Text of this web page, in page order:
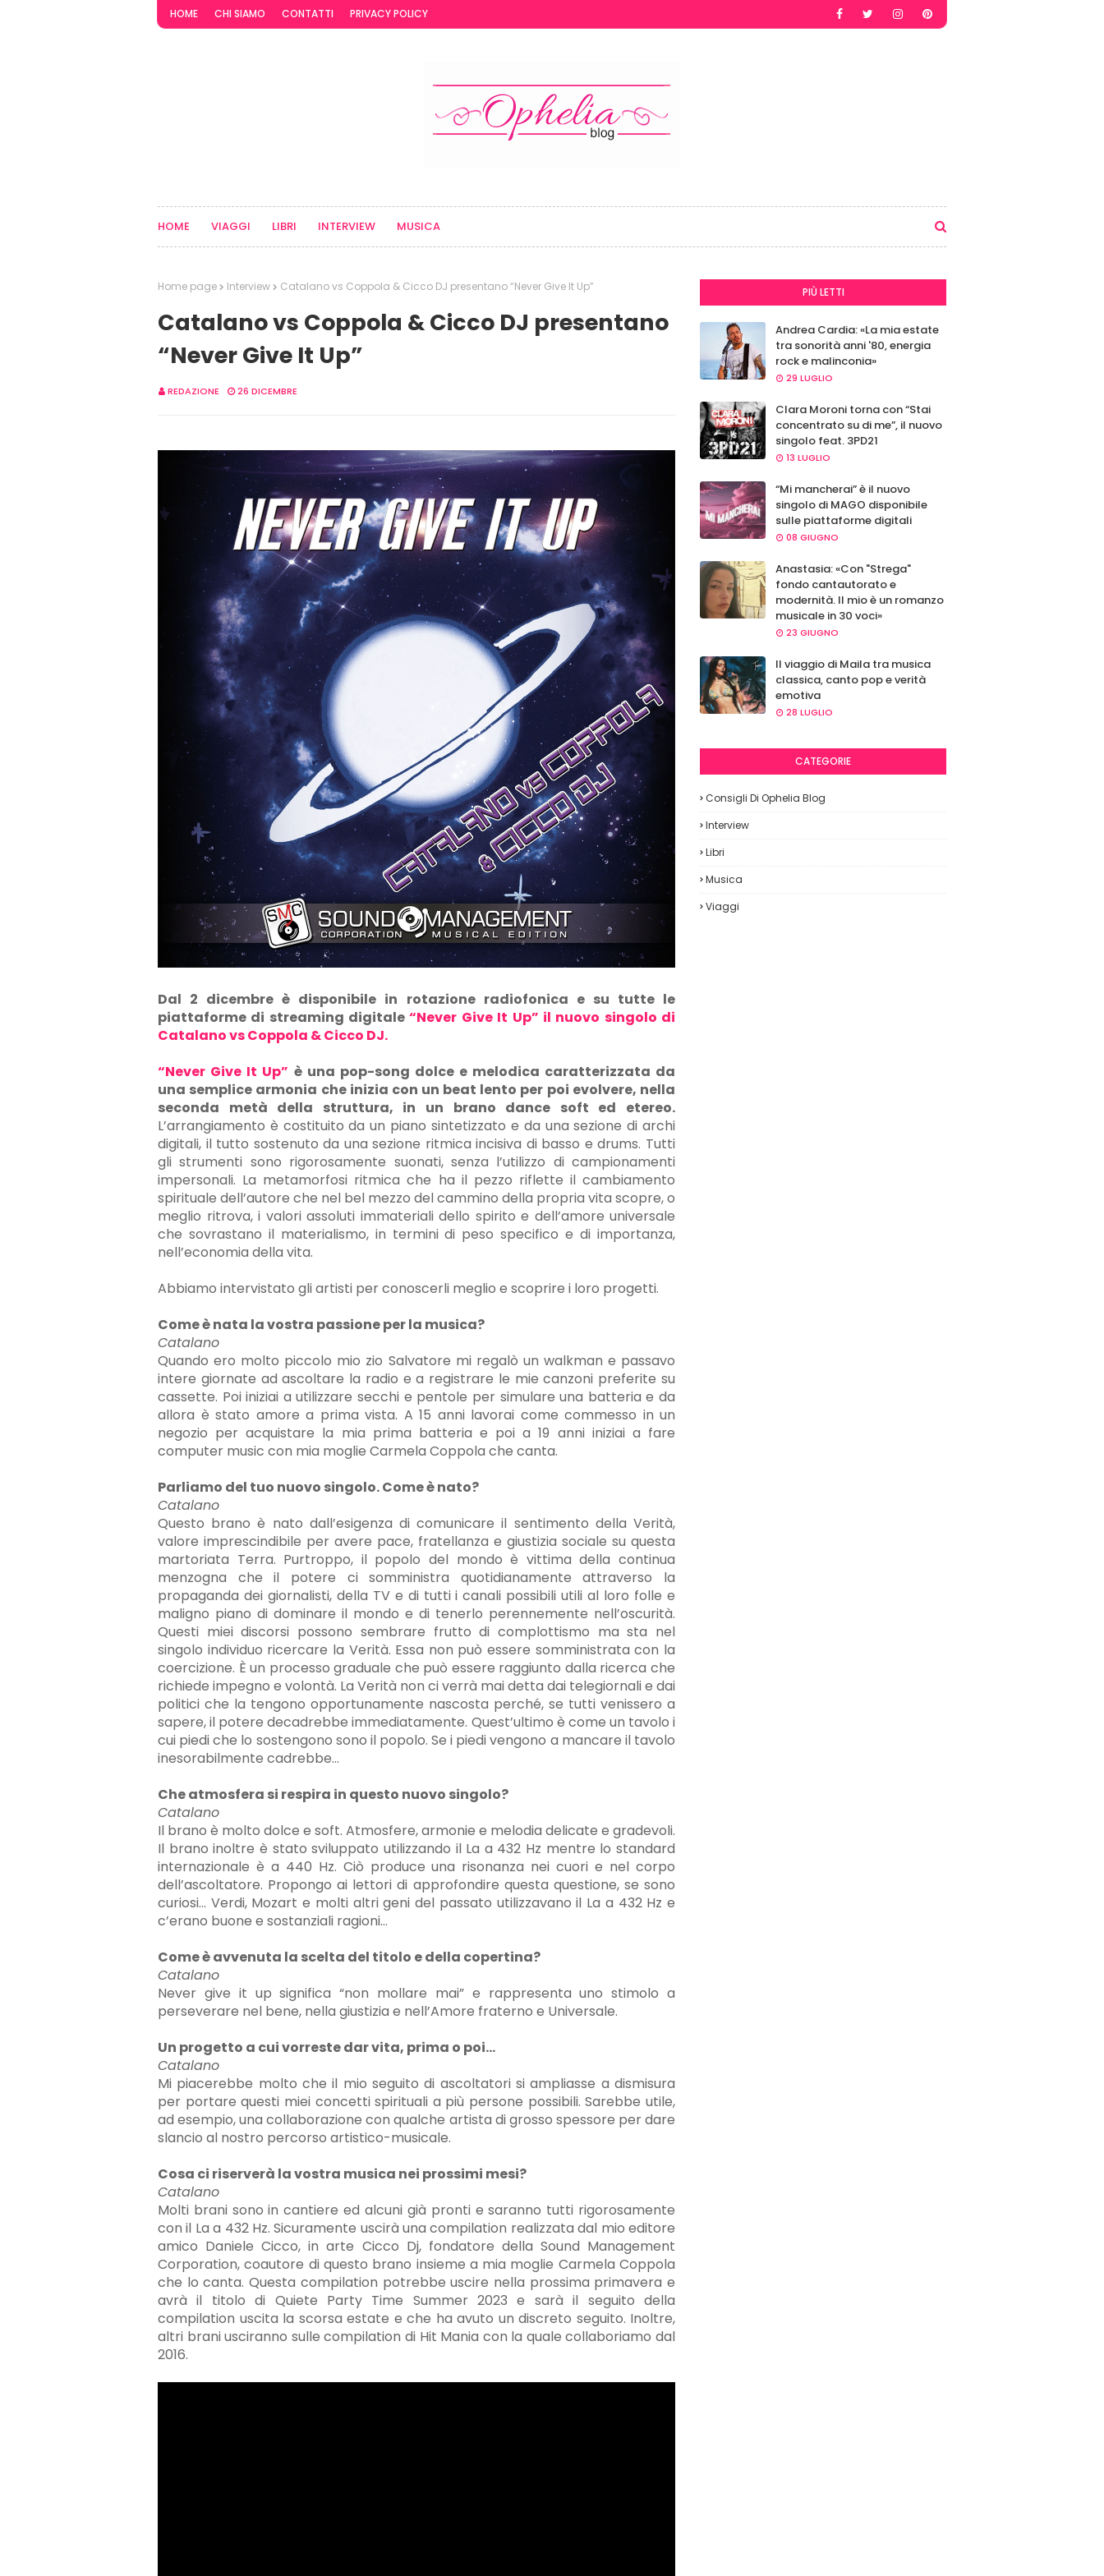
HOME CHI SIAMO CONTATTI PRIVACY POLICY
HOME VIAGGI LIBRI INTERVIEW MUSICA
Home page Interview Catalano vs Coppola & Cicco DJ presentano “Never Give It Up”
Catalano vs Coppola & Cicco DJ presentano
“Never Give It Up”
REDAZIONE 26 DICEMBRE
Dal 2 dicembre è disponibile in rotazione radiofonica e su tutte le
piattaforme di streaming digitale“Never Give It Up” il nuovo singolo di
Catalano vs Coppola & Cicco DJ.
“Never Give It Up” è una pop-song dolce e melodica caratterizzata da
una semplice armonia che inizia con un beat lento per poi evolvere, nella
seconda metà della struttura, in un brano dance soft ed etereo.
L’arrangiamento è costituito da un piano sintetizzato e da una sezione di archi
digitali, il tutto sostenuto da una sezione ritmica incisiva di basso e drums. Tutti
gli strumenti sono rigorosamente suonati, senza l’utilizzo di campionamenti
impersonali. La metamorfosi ritmica che ha il pezzo riflette il cambiamento
spirituale dell’autore che nel bel mezzo del cammino della propria vita scopre, o
meglio ritrova, i valori assoluti immateriali dello spirito e dell’amore universale
che sovrastano il materialismo, in termini di peso specifico e di importanza,
nell’economia della vita.
Abbiamo intervistato gli artisti per conoscerli meglio e scoprire i loro progetti.
Come è nata la vostra passione per la musica?
Catalano
Quando ero molto piccolo mio zio Salvatore mi regalò un walkman e passavo
intere giornate ad ascoltare la radio e a registrare le mie canzoni preferite su
cassette. Poi iniziai a utilizzare secchi e pentole per simulare una batteria e da
allora è stato amore a prima vista. A 15 anni lavorai come commesso in un
negozio per acquistare la mia prima batteria e poi a 19 anni iniziai a fare
computer music con mia moglie Carmela Coppola che canta.
Parliamo del tuo nuovo singolo. Come è nato?
Catalano
Questo brano è nato dall’esigenza di comunicare il sentimento della Verità,
valore imprescindibile per avere pace, fratellanza e giustizia sociale su questa
martoriata Terra. Purtroppo, il popolo del mondo è vittima della continua
menzogna che il potere ci somministra quotidianamente attraverso la
propaganda dei giornalisti, della TV e di tutti i canali possibili utili al loro folle e
maligno piano di dominare il mondo e di tenerlo perennemente nell’oscurità.
Questi miei discorsi possono sembrare frutto di complottismo ma sta nel
singolo individuo ricercare la Verità. Essa non può essere somministrata con la
coercizione. È un processo graduale che può essere raggiunto dalla ricerca che
richiede impegno e volontà. La Verità non ci verrà mai detta dai telegiornali e dai
politici che la tengono opportunamente nascosta perché, se tutti venissero a
sapere, il potere decadrebbe immediatamente. Quest’ultimo è come un tavolo i
cui piedi che lo sostengono sono il popolo. Se i piedi vengono a mancare il tavolo
inesorabilmente cadrebbe…
Che atmosfera si respira in questo nuovo singolo?
Catalano
Il brano è molto dolce e soft. Atmosfere, armonie e melodia delicate e gradevoli.
Il brano inoltre è stato sviluppato utilizzando il La a 432 Hz mentre lo standard
internazionale è a 440 Hz. Ciò produce una risonanza nei cuori e nel corpo
dell’ascoltatore. Propongo ai lettori di approfondire questa questione, se sono
curiosi… Verdi, Mozart e molti altri geni del passato utilizzavano il La a 432 Hz e
c’erano buone e sostanziali ragioni…
Come è avvenuta la scelta del titolo e della copertina?
Catalano
Never give it up significa “non mollare mai” e rappresenta uno stimolo a
perseverare nel bene, nella giustizia e nell’Amore fraterno e Universale.
Un progetto a cui vorreste dar vita, prima o poi…
Catalano
Mi piacerebbe molto che il mio seguito di ascoltatori si ampliasse a dismisura
per portare questi miei concetti spirituali a più persone possibili. Sarebbe utile,
ad esempio, una collaborazione con qualche artista di grosso spessore per dare
slancio al nostro percorso artistico-musicale.
Cosa ci riserverà la vostra musica nei prossimi mesi?
Catalano
Molti brani sono in cantiere ed alcuni già pronti e saranno tutti rigorosamente
con il La a 432 Hz. Sicuramente uscirà una compilation realizzata dal mio editore
amico Daniele Cicco, in arte Cicco Dj, fondatore della Sound Management
Corporation, coautore di questo brano insieme a mia moglie Carmela Coppola
che lo canta. Questa compilation potrebbe uscire nella prossima primavera e
avrà il titolo di Quiete Party Time Summer 2023 e sarà il seguito della
compilation uscita la scorsa estate e che ha avuto un discreto seguito. Inoltre,
altri brani usciranno sulle compilation di Hit Mania con la quale collaboriamo dal
2016.
PIÙ LETTI
Andrea Cardia: «La mia estate
tra sonorità anni '80, energia
rock e malinconia»
29 LUGLIO
Clara Moroni torna con “Stai
concentrato su di me”, il nuovo
singolo feat. 3PD21
13 LUGLIO
“Mi mancherai” è il nuovo
singolo di MAGO disponibile
sulle piattaforme digitali
08 GIUGNO
Anastasia: «Con "Strega"
fondo cantautorato e
modernità. Il mio è un romanzo
musicale in 30 voci»
23 GIUGNO
Il viaggio di Maila tra musica
classica, canto pop e verità
emotiva
28 LUGLIO
CATEGORIE
Consigli Di Ophelia Blog
Interview
Libri
Musica
Viaggi